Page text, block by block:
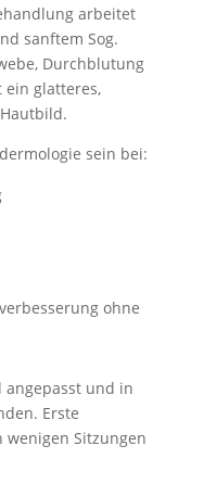
arbeitet
sanftem Sog.
Durchblutung
ein glatteres,
sein bei:
ohne
und in
Erste
Sitzungen